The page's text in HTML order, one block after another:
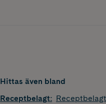
Hittas även bland
Receptbelagt: Receptbelagt